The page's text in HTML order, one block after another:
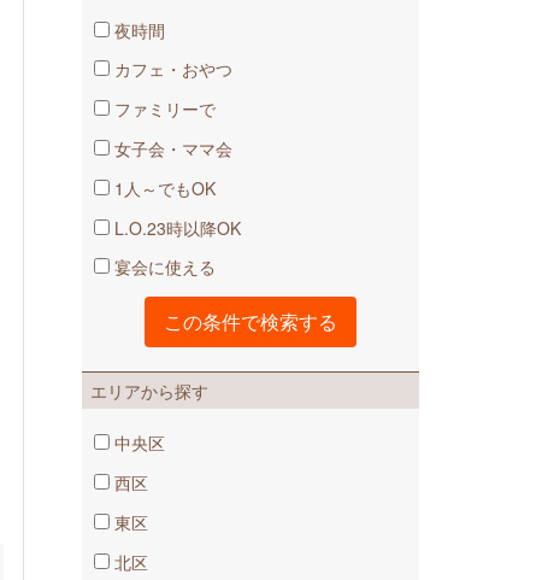
夜時間
カフェ・おやつ
ファミリーで
女子会・ママ会
1人～でもOK
L.O.23時以降OK
宴会に使える
エリアから探す
中央区
西区
東区
北区